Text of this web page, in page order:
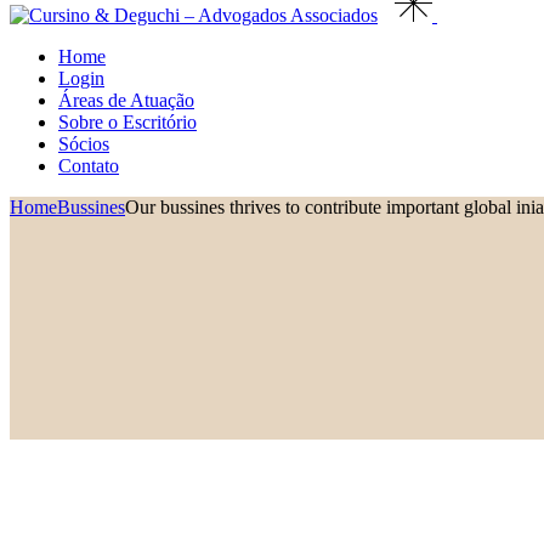
Home
Login
Áreas de Atuação
Sobre o Escritório
Sócios
Contato
HomeBussinesOur bussines thrives to contribute important global